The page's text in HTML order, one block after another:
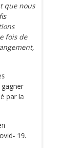
que nous
fois de
par la
19.